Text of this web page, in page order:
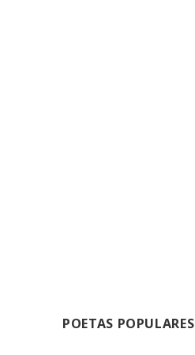
POETAS POPULARES